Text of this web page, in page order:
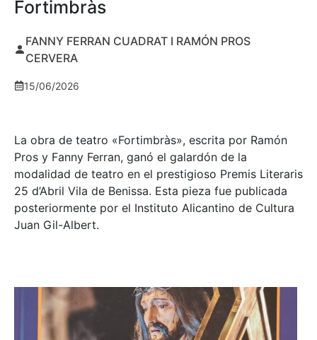
Fortimbràs
FANNY FERRAN CUADRAT I RAMÓN PROS
CERVERA
15/06/2026
La obra de teatro «Fortimbràs», escrita por Ramón
Pros y Fanny Ferran, ganó el galardón de la
modalidad de teatro en el prestigioso Premis Literaris
25 d’Abril Vila de Benissa. Esta pieza fue publicada
posteriormente por el Instituto Alicantino de Cultura
Juan Gil-Albert.